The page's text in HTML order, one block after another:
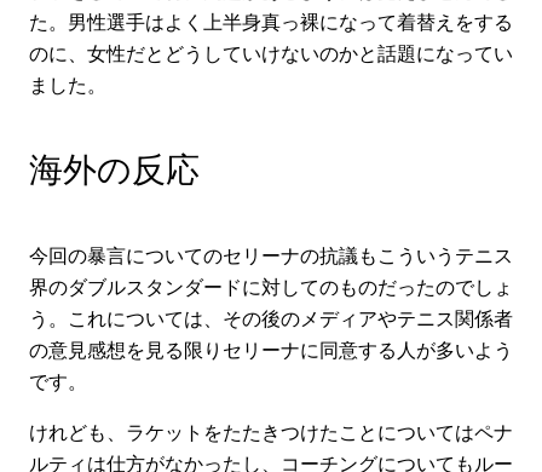
た。男性選手はよく上半身真っ裸になって着替えをする
のに、女性だとどうしていけないのかと話題になってい
ました。
海外の反応
今回の暴言についてのセリーナの抗議もこういうテニス
界のダブルスタンダードに対してのものだったのでしょ
う。これについては、その後のメディアやテニス関係者
の意見感想を見る限りセリーナに同意する人が多いよう
です。
けれども、ラケットをたたきつけたことについてはペナ
ルティは仕方がなかったし、コーチングについてもルー